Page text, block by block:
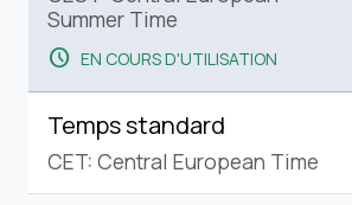
Summer Time
schedule EN COURS D'UTILISATION
Temps standard
CET: Central European Time